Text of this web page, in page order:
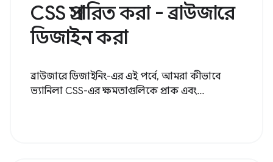
CSS প্রসারিত করা - ব্রাউজারে
ডিজাইন করা
ব্রাউজারে ডিজাইনিং-এর এই পর্বে, আমরা কীভাবে
ভ্যানিলা CSS-এর ক্ষমতাগুলিকে প্রাক এবং...